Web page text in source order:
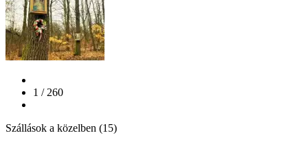
1 / 260
Szállások a közelben (15)